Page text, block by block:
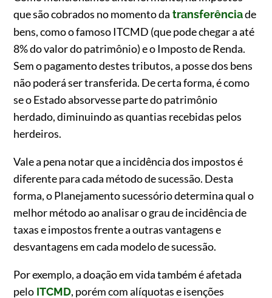
que são cobrados no momento da transferênciade
bens, como o famoso ITCMD (que pode chegar a até
8% do valor do patrimônio) e o Imposto de Renda.
Sem o pagamento destes tributos, a posse dos bens
não poderá ser transferida. De certa forma, é como
se o Estado absorvesse parte do patrimônio
herdado, diminuindo as quantias recebidas pelos
herdeiros.
Vale a pena notar que a incidência dos impostos é
diferente para cada método de sucessão. Desta
forma, o Planejamento sucessório determina qual o
melhor método ao analisar o grau de incidência de
taxas e impostos frente a outras vantagens e
desvantagens em cada modelo de sucessão.
Por exemplo, a doação em vida também é afetada
pelo ITCMD, porém com alíquotas e isenções